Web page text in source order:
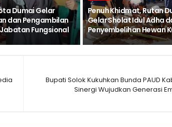
Dumai Gelar
dan Pengambilan
Fungsional
Penuh Khidmat, Rutan
Gelar Sholat Idul Adha
Penyembelihan Hewan
Bupati Solok Kukuhkan Bunda PAUD
Sinergi Wujudkan Generasi